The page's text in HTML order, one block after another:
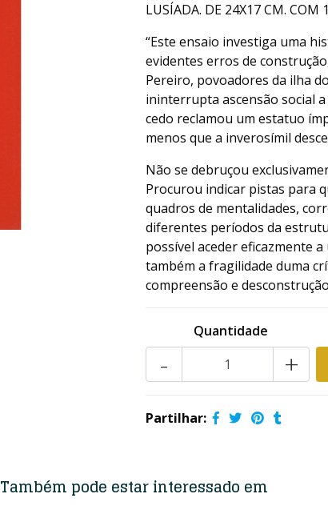
LUSÍADA. DE 24X17 CM. COM
“Este ensaio investiga uma
evidentes erros de
Pereiro, povoadores da ilha
ininterrupta ascensão social
cedo reclamou um estatuo
menos que a inverosímil
Não se debruçou
Procurou indicar pistas para
quadros de mentalidades,
diferentes períodos da
possível aceder eficazmente
também a fragilidade duma
compreensão e
Quantidade
+
-
Partilhar:
Também pode estar interessado em